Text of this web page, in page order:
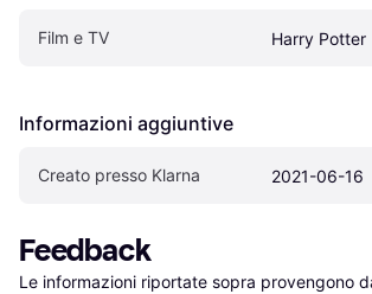
Film e TV Harry Potter
Informazioni aggiuntive
Creato presso Klarna 2021-06-16
Feedback
Le informazioni riportate sopra provengono